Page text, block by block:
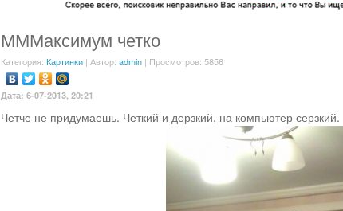
МММаксимум четко
Категория: Картинки| Автор: admin| Просмотров: 5856
Дата: 6-07-2013, 20:21
Четче не придумаешь. Четкий и дерзкий, на компьютер серзкий.